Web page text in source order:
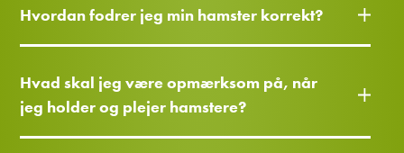
Hvordan fodrer jeg min hamster korrekt?
Hvad skal jeg være opmærksom på, når
jeg holder og plejer hamstere?